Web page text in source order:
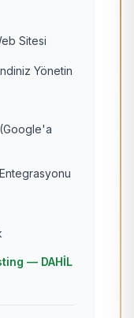
Sitesi
Yönetin
— DAHİL